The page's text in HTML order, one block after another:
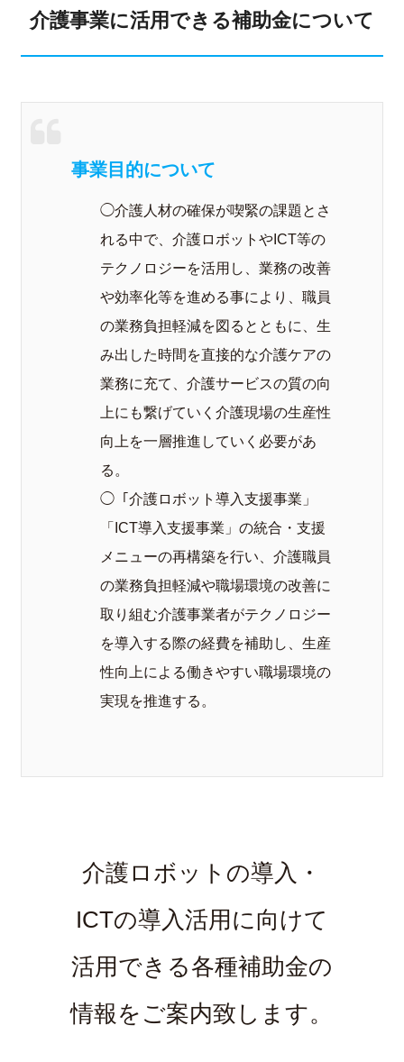
介護事業に活用できる補助金について
事業目的について
◯介護人材の確保が喫緊の課題とさ
れる中で、介護ロボットやICT等の
テクノロジーを活用し、業務の改善
や効率化等を進める事により、職員
の業務負担軽減を図るとともに、生
み出した時間を直接的な介護ケアの
業務に充て、介護サービスの質の向
上にも繋げていく介護現場の生産性
向上を一層推進していく必要があ
る。
◯「介護ロボット導入支援事業」
「ICT導入支援事業」の統合・支援
メニューの再構築を行い、介護職員
の業務負担軽減や職場環境の改善に
取り組む介護事業者がテクノロジー
を導入する際の経費を補助し、生産
性向上による働きやすい職場環境の
実現を推進する。
介護ロボットの導入・
ICTの導入活用に向けて
活用できる各種補助金の
情報をご案内致します。